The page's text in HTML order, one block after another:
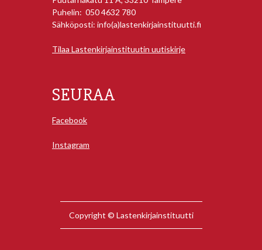
Puhelin: 050 4632 780
Sähköposti: info(a)lastenkirjainstituutti.fi
Tilaa Lastenkirjainstituutin uutiskirje
SEURAA
Facebook
Instagram
Copyright © Lastenkirjainstituutti